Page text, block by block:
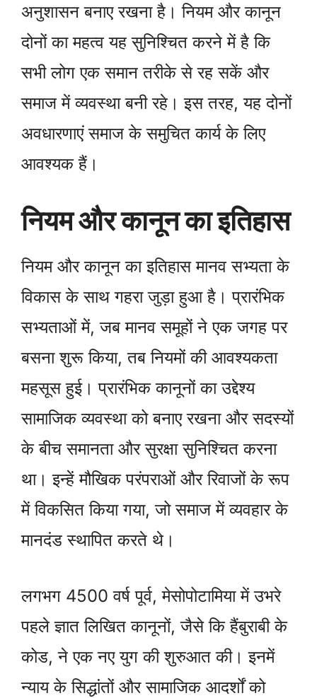
अनुशासन बनाए रखना है। नियम और कानून
दोनों का महत्व यह सुनिश्चित करने में है कि
सभी लोग एक समान तरीके से रह सकें और
समाज में व्यवस्था बनी रहे। इस तरह, यह दोनों
अवधारणाएं समाज के समुचित कार्य के लिए
आवश्यक हैं।
नियम और कानून का इतिहास
नियम और कानून का इतिहास मानव सभ्यता के
विकास के साथ गहरा जुड़ा हुआ है। प्रारंभिक
सभ्यताओं में, जब मानव समूहों ने एक जगह पर
बसना शुरू किया, तब नियमों की आवश्यकता
महसूस हुई। प्रारंभिक कानूनों का उद्देश्य
सामाजिक व्यवस्था को बनाए रखना और सदस्यों
के बीच समानता और सुरक्षा सुनिश्चित करना
था। इन्हें मौखिक परंपराओं और रिवाजों के रूप
में विकसित किया गया, जो समाज में व्यवहार के
मानदंड स्थापित करते थे।
लगभग 4500 वर्ष पूर्व, मेसोपोटामिया में उभरे
पहले ज्ञात लिखित कानूनों, जैसे कि हैंबुराबी के
कोड, ने एक नए युग की शुरुआत की। इनमें
न्याय के सिद्धांतों और सामाजिक आदर्शों को